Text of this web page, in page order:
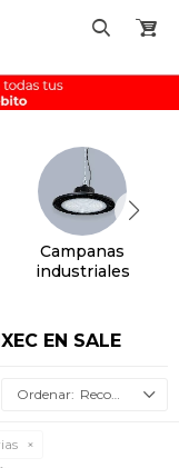
Campanas
industriales
EN SALE
Recomendados